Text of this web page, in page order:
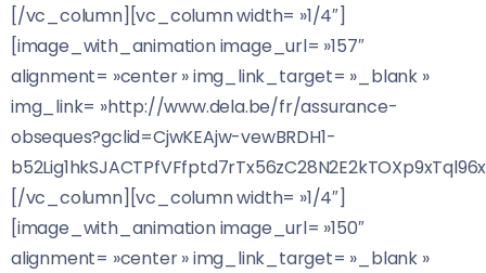
[/vc_column][vc_column width= »1/4″]
[image_with_animation image_url= »157″
alignment= »center » img_link_target= »_blank »
img_link= »http://www.dela.be/fr/assurance-
obseques?gclid=CjwKEAjw-vewBRDH1-
[/vc_column][vc_column width= »1/4″]
[image_with_animation image_url= »150″
alignment= »center » img_link_target= »_blank »